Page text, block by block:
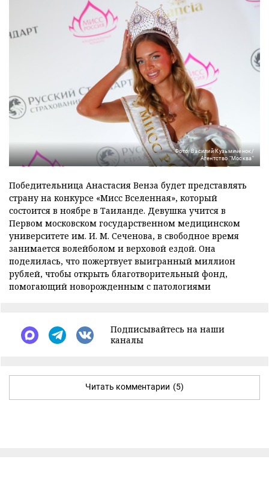
Фото: Василий Кузьмичёнок/
Агентство "Москва"
Победительница Анастасия Венза будет представлять
страну на конкурсе «Мисс Вселенная», который
состоится в ноябре в Таиланде. Девушка учится в
Первом московском государственном медицинском
университете им. И. М. Сеченова, в свободное время
занимается волейболом и верховой ездой. Она
поделилась, что пожертвует выигранный миллион
рублей, чтобы открыть благотворительный фонд,
помогающий новорожденным с патологиями
Подписывайтесь на наши
каналы
Читать комментарии (5)